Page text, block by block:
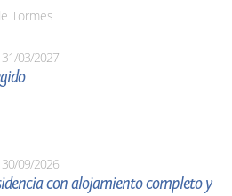
Tormes
31/03/2027
30/09/2026
con alojamiento completo y